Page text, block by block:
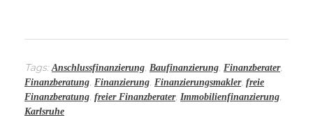
Tags:Anschlussfinanzierung, Baufinanzierung, Finanzberater,
Finanzberatung, Finanzierung, Finanzierungsmakler, freie
Finanzberatung, freier Finanzberater, Immobilienfinanzierung,
Karlsruhe